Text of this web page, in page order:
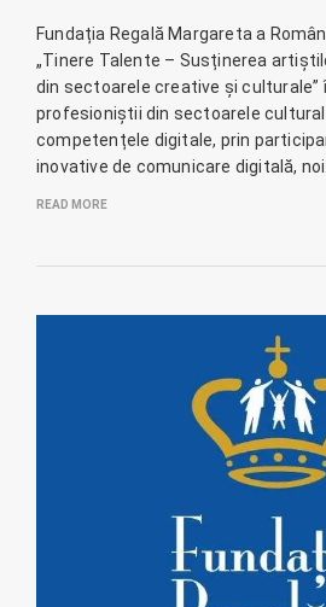
Fundația Regală Margareta a
„Tinere Talente – Susținerea
din sectoarele creative și culturale”
profesioniștii din sectoarele
competențele digitale, prin
inovative de comunicare digitală, noi…
READ MORE